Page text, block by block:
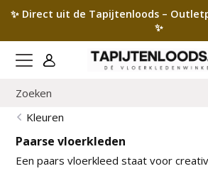
✨ Direct uit de Tapijtenloods –
✨
Kleuren
Paarse vloerkleden
Een paars vloerkleed staat voor